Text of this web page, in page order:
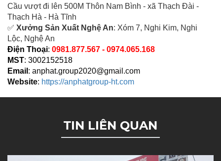
Cầu vượt đi lên 500M Thôn Nam Bình - xã Thạch Đài -
Thạch Hà - Hà Tĩnh
✅ Xưởng Sản Xuất Nghệ An: Xóm 7, Nghi Kim, Nghi
Lộc, Nghệ An
Điện Thoại: 0981.877.567 - 0974.065.168
MST: 3002152518
Email : anphat.group2020@gmail.com
Website: https://anphatgroup-ht.com
TIN LIÊN QUAN